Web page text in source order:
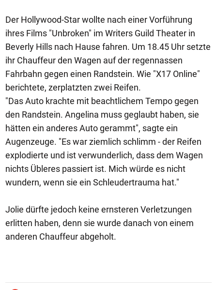
Der Hollywood-Star wollte nach einer Vorführung
ihres Films "Unbroken" im Writers Guild Theater in
Beverly Hills nach Hause fahren. Um 18.45 Uhr setzte
ihr Chauffeur den Wagen auf der regennassen
Fahrbahn gegen einen Randstein. Wie "X17 Online"
berichtete, zerplatzten zwei Reifen.
"Das Auto krachte mit beachtlichem Tempo gegen
den Randstein. Angelina muss geglaubt haben, sie
hätten ein anderes Auto gerammt", sagte ein
Augenzeuge. "Es war ziemlich schlimm - der Reifen
explodierte und ist verwunderlich, dass dem Wagen
nichts Übleres passiert ist. Mich würde es nicht
wundern, wenn sie ein Schleudertrauma hat."
Jolie dürfte jedoch keine ernsteren Verletzungen
erlitten haben, denn sie wurde danach von einem
anderen Chauffeur abgeholt.